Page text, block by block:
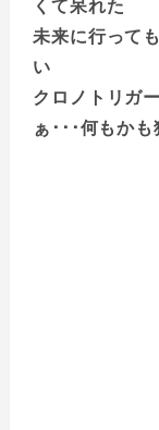
くて呆れた
未来に行って
い
クロノトリガ
ぁ･･･何もか